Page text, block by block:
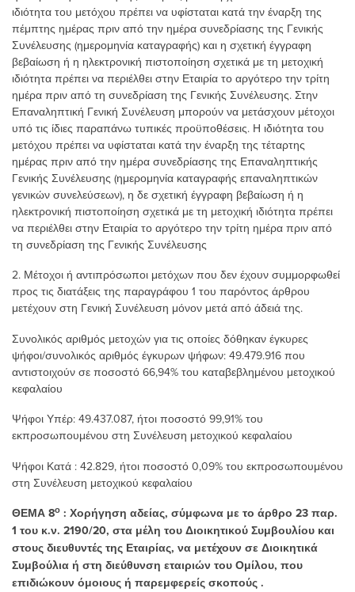
ιδιότητα του μετόχου πρέπει να υφίσταται κατά την έναρξη της
πέμπτης ημέρας πριν από την ημέρα συνεδρίασης της Γενικής
Συνέλευσης (ημερομηνία καταγραφής) και η σχετική έγγραφη
βεβαίωση ή η ηλεκτρονική πιστοποίηση σχετικά με τη μετοχική
ιδιότητα πρέπει να περιέλθει στην Εταιρία το αργότερο την τρίτη
ημέρα πριν από τη συνεδρίαση της Γενικής Συνέλευσης. Στην
Επαναληπτική Γενική Συνέλευση μπορούν να μετάσχουν μέτοχοι
υπό τις ίδιες παραπάνω τυπικές προϋποθέσεις. Η ιδιότητα του
μετόχου πρέπει να υφίσταται κατά την έναρξη της τέταρτης
ημέρας πριν από την ημέρα συνεδρίασης της Επαναληπτικής
Γενικής Συνέλευσης (ημερομηνία καταγραφής επαναληπτικών
γενικών συνελεύσεων), η δε σχετική έγγραφη βεβαίωση ή η
ηλεκτρονική πιστοποίηση σχετικά με τη μετοχική ιδιότητα πρέπει
να περιέλθει στην Εταιρία το αργότερο την τρίτη ημέρα πριν από
τη συνεδρίαση της Γενικής Συνέλευσης
2. Μέτοχοι ή αντιπρόσωποι μετόχων που δεν έχουν συμμορφωθεί
προς τις διατάξεις της παραγράφου 1 του παρόντος άρθρου
μετέχουν στη Γενική Συνέλευση μόνον μετά από άδειά της.
Συνολικός αριθμός μετοχών για τις οποίες δόθηκαν έγκυρες
ψήφοι/συνολικός αριθμός έγκυρων ψήφων: 49.479.916 που
αντιστοιχούν σε ποσοστό 66,94% του καταβεβλημένου μετοχικού
κεφαλαίου
Ψήφoι Υπέρ: 49.437.087, ήτοι ποσοστό 99,91% του
εκπροσωπουμένου στη Συνέλευση μετοχικού κεφαλαίου
Ψήφοι Κατά : 42.829, ήτοι ποσοστό 0,09% του εκπροσωπουμένου
στη Συνέλευση μετοχικού κεφαλαίου
ΘΕΜΑ 8ο : Χορήγηση αδείας, σύμφωνα με το άρθρο 23 παρ.
1 του κ.ν. 2190/20, στα μέλη του Διοικητικού Συμβουλίου και
στους διευθυντές της Εταιρίας, να μετέχουν σε Διοικητικά
Συμβούλια ή στη διεύθυνση εταιριών του Ομίλου, που
επιδιώκουν όμοιους ή παρεμφερείς σκοπούς .